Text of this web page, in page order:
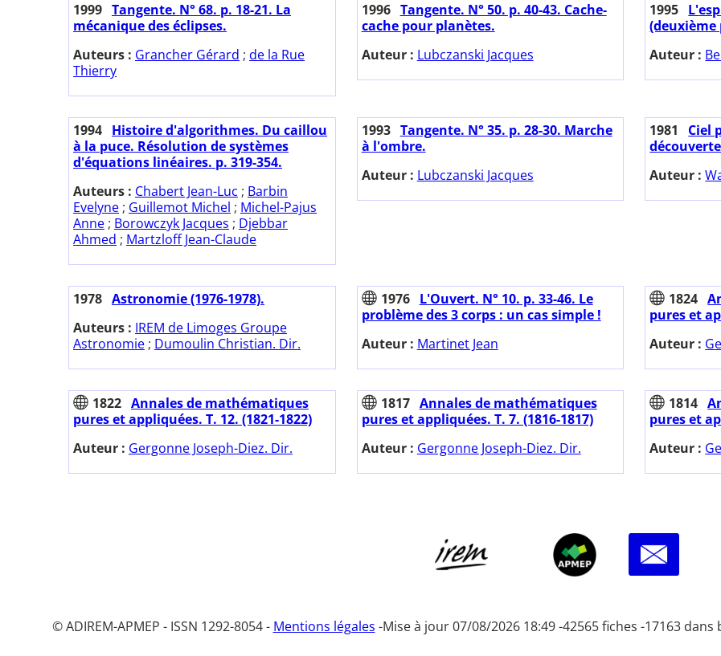
1999 Tangente. N° 68. p. 18-21. La
mécanique des éclipses.
Auteurs : Grancher Gérard ; de la Rue
Thierry
1996 Tangente. N° 50. p. 40-43. Cache-
cache pour planètes.
Auteur : Lubczanski Jacques
1995
(deuxième
Auteur :
1994 Histoire d'algorithmes. Du caillou
à la puce. Résolution de systèmes
d'équations linéaires. p. 319-354.
Auteurs : Chabert Jean-Luc ; Barbin
Evelyne ; Guillemot Michel ; Michel-Pajus
Anne ; Borowczyk Jacques ; Djebbar
Ahmed ; Martzloff Jean-Claude
1993 Tangente. N° 35. p. 28-30. Marche
à l'ombre.
Auteur : Lubczanski Jacques
1981
Ciel
Auteur :
1978 Astronomie (1976-1978).
Auteurs : IREM de Limoges Groupe
Astronomie ; Dumoulin Christian. Dir.
1976
L'Ouvert. N° 10. p. 33-46. Le
problème des 3 corps : un cas simple !
Auteur : Martinet Jean
1824
pures et
Auteur :
1822 Annales de mathématiques
pures et appliquées. T. 12. (1821-1822)
Auteur : Gergonne Joseph-Diez. Dir.
1817 Annales de mathématiques
pures et appliquées. T. 7. (1816-1817)
Auteur : Gergonne Joseph-Diez. Dir.
1814
pures et
Auteur :
© ADIREM-APMEP - ISSN 1292-8054 - Mentions légales -Mise à jour 07/08/2026 18:49 -42565 fiches -17163 dans